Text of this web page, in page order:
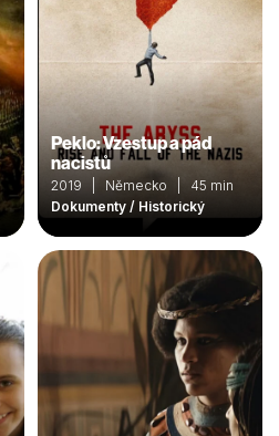
Peklo: Vzestup a pád
nacistů
2019 | Německo | 45 min
Dokumenty / Historický